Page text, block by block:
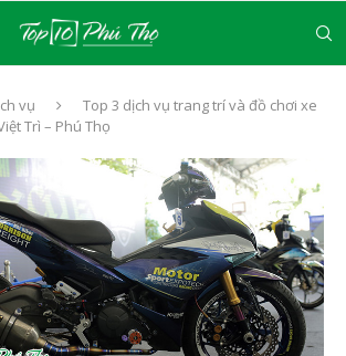
vụ
Top 3 dịch vụ trang trí và đồ chơi xe
Trì – Phú Thọ